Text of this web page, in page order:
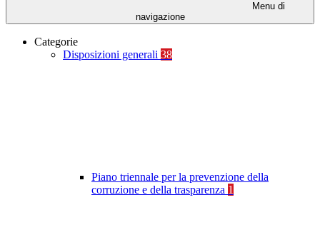
Menu di
navigazione
Categorie
Disposizioni generali 38
Piano triennale per la prevenzione della
corruzione e della trasparenza 1